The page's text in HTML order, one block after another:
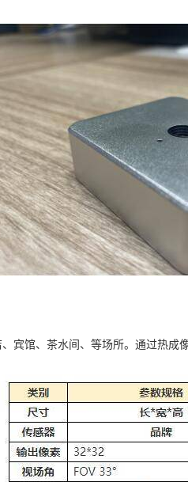
馆、茶水间、等场所。通过热成